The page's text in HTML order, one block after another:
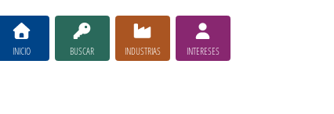
INICIO BUSCAR INDUSTRIAS INTERESES